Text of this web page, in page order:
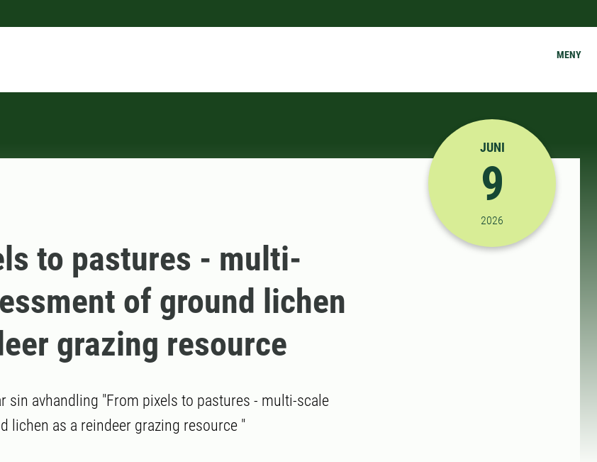
MENY
2026-06-09 09:00:00
JUNI
9
2026
to pastures - multi-
of ground lichen
grazing resource
sin avhandling "From pixels to pastures - multi-scale
lichen as a reindeer grazing resource "